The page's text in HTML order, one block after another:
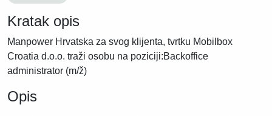
Kratak opis
Manpower Hrvatska za svog klijenta, tvrtku Mobilbox
Croatia d.o.o. traži osobu na poziciji:Backoffice
administrator (m/ž)
Opis